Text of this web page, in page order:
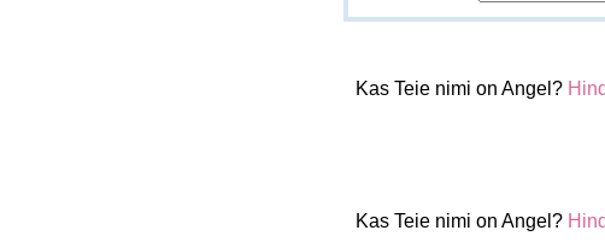
Kas Teie nimi on Angel?
Kas Teie nimi on Angel?